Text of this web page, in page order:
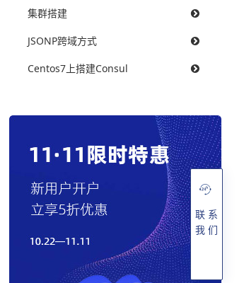
集群搭建
JSONP跨域方式
Centos7上搭建Consul
联 系
我 们